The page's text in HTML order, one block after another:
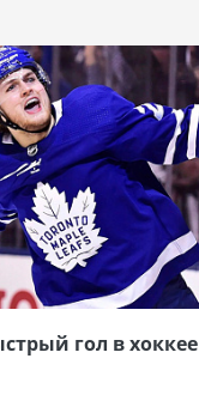
гол в хоккее